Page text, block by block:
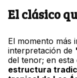
El clásico
El momento más
interpretación de
del tenor; en esta
estructura